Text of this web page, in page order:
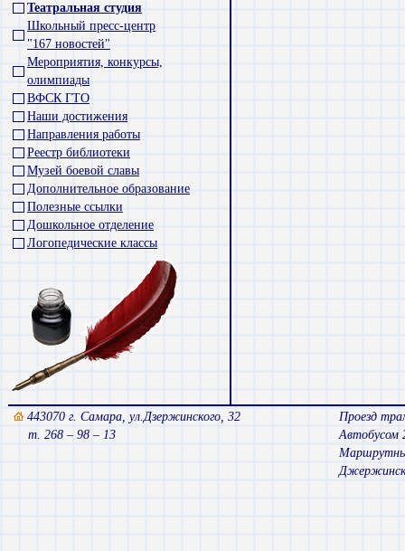
Театральная студия
Школьный пресс-центр
"167 новостей"
Мероприятия, конкурсы,
олимпиады
ВФСК ГТО
Наши достижения
Направления работы
Реестр библиотеки
Музей боевой славы
Дополнительное образование
Полезные ссылки
Дошкольное отделение
Логопедические классы
443070 г. Самара, ул.Дзержинского, 32
т. 268 – 98 – 13
Проезд
Автобусом